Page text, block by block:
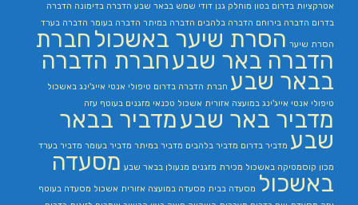
אטרקציות בדרום בטון מוחלק גנן דודי שמש בבאר שבע הדברה בדימונה הדברה
בדרום הדברה בירוחם הדברה בלהבים הדברה במיתר הדברה בעומר הדברה בערד
הסרת שיער הסרת שיער באשכול חברת
הדברה באר שבעחברת הדברה
בבאר שבע חברת הדברה בדרום טיפולי אנטי אייג'ינג באשכול
טיפולי אנטי אייג'ינג במועצה אזורית אשכול טכנאי מזגנים בעוטף עזה
מדביר באר שבעמדביר בבאר
שבע מדביר בדרום מדביר בלהבים מדביר במיתר מדביר בעומר מדביר בערד
מכון קוסמטיקה באשכול מכירת מזגנים מנעולן בבאר שבע מסעדה
באשכול מסעדה בבית מסעדה במועצה אזורית אשכול מסעדה בעוטף